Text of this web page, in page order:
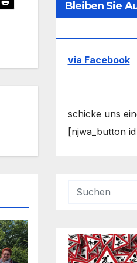
Bleiben Sie
via Facebook
schicke uns
[njwa_button